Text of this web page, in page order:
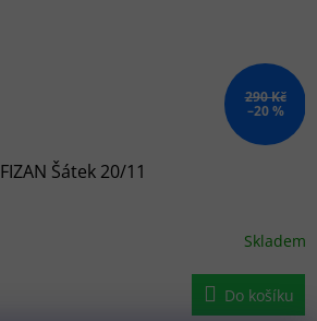
290 Kč
–20 %
FIZAN Šátek 20/11
Skladem
Do košíku